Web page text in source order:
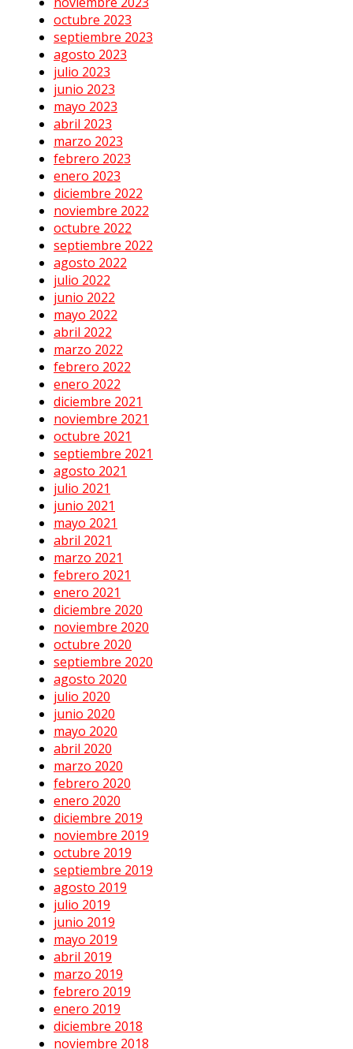
octubre 2023
septiembre 2023
agosto 2023
julio 2023
junio 2023
mayo 2023
abril 2023
marzo 2023
febrero 2023
enero 2023
diciembre 2022
noviembre 2022
octubre 2022
septiembre 2022
agosto 2022
julio 2022
junio 2022
mayo 2022
abril 2022
marzo 2022
febrero 2022
enero 2022
diciembre 2021
noviembre 2021
octubre 2021
septiembre 2021
agosto 2021
julio 2021
junio 2021
mayo 2021
abril 2021
marzo 2021
febrero 2021
enero 2021
diciembre 2020
noviembre 2020
octubre 2020
septiembre 2020
agosto 2020
julio 2020
junio 2020
mayo 2020
abril 2020
marzo 2020
febrero 2020
enero 2020
diciembre 2019
noviembre 2019
octubre 2019
septiembre 2019
agosto 2019
julio 2019
junio 2019
mayo 2019
abril 2019
marzo 2019
febrero 2019
enero 2019
diciembre 2018
noviembre 2018